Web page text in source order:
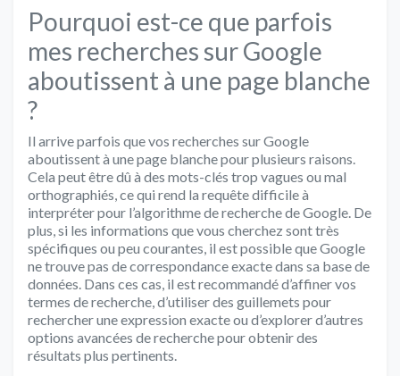
Pourquoi est-ce que parfois
mes recherches sur Google
aboutissent à une page blanche
?
Il arrive parfois que vos recherches sur Google
aboutissent à une page blanche pour plusieurs raisons.
Cela peut être dû à des mots-clés trop vagues ou mal
orthographiés, ce qui rend la requête difficile à
interpréter pour l’algorithme de recherche de Google. De
plus, si les informations que vous cherchez sont très
spécifiques ou peu courantes, il est possible que Google
ne trouve pas de correspondance exacte dans sa base de
données. Dans ces cas, il est recommandé d’affiner vos
termes de recherche, d’utiliser des guillemets pour
rechercher une expression exacte ou d’explorer d’autres
options avancées de recherche pour obtenir des
résultats plus pertinents.